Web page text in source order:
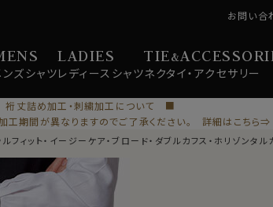
ンズシャツ
LADIES
レディース シャツ
TIE&
ネクタイ・ アクセサリー
お問い合
丈詰め加工・刺繍加工について ■
工期間が異なりますのでご了承ください。 詳細はこちら⇒
ルフィット・イージーケア・ブロード・ダブルカフス・ホリゾンタ